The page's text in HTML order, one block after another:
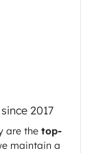
2017
are the top-
maintain a